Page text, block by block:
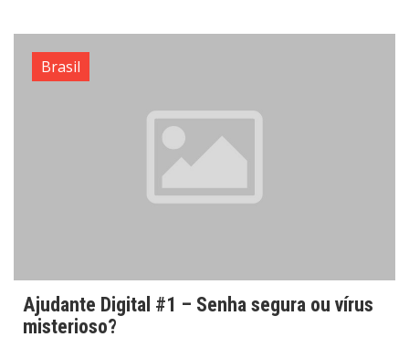
Brasil
Ajudante Digital #1 – Senha segura ou vírus
misterioso?